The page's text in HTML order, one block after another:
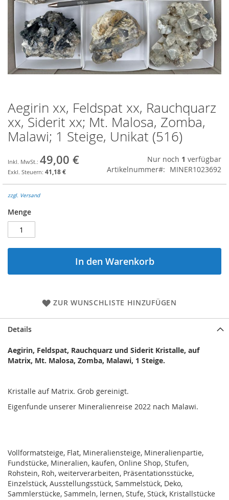
Zum
Anfang
der
Bildgalerie
Aegirin xx, Feldspat xx, Rauchquarz
xx, Siderit xx; Mt. Malosa, Zomba,
Malawi; 1 Steige, Unikat (516)
49,00 €
41,18 €
Nur noch 1 verfügbar
Artikelnummer
MINER1023692
zzgl. Versand
Menge
In den Warenkorb
ZUR WUNSCHLISTE HINZUFÜGEN
Details
Aegirin, Feldspat, Rauchquarz und Siderit Kristalle, auf
Matrix, Mt. Malosa, Zomba, Malawi, 1 Steige.
Kristalle auf Matrix. Grob gereinigt.
Eigenfunde unserer Mineralienreise 2022 nach Malawi.
Vollformatsteige, Flat, Mineraliensteige, Mineralienpartie,
Fundstücke, Mineralien, kaufen, Online Shop, Stufen,
Rohstein, Roh, weiterverarbeiten, Präsentationsstücke,
Einzelstück, Ausstellungsstück, Sammelstück, Deko,
Sammlerstücke, Sammeln, lernen, Stufe, Stück, Kristallstücke